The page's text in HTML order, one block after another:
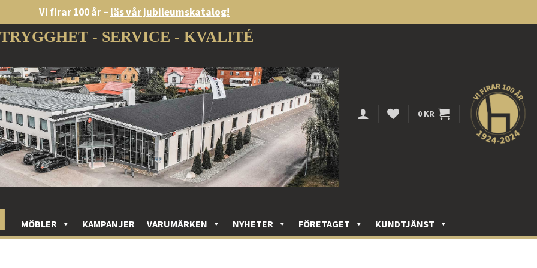
Vi firar 100 år – läs vår jubileumskatalog!
TRYGGHET - SERVICE - KVALITÉ
0 KR
MÖBLER KAMPANJER VARUMÄRKEN NYHETER FÖRETAGET KUNDTJÄNST